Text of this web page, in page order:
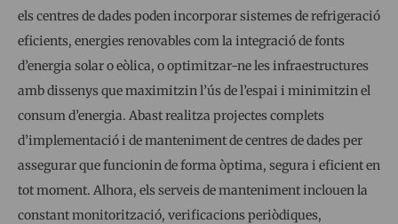
els centres de dades poden incorporar sistemes de refrigeració
eficients, energies renovables com la integració de fonts
d’energia solar o eòlica, o optimitzar-ne les infraestructures
amb dissenys que maximitzin l’ús de l’espai i minimitzin el
consum d’energia. Abast realitza projectes complets
d’implementació i de manteniment de centres de dades per
assegurar que funcionin de forma òptima, segura i eficient en
tot moment. Alhora, els serveis de manteniment inclouen la
constant monitorització, verificacions periòdiques,